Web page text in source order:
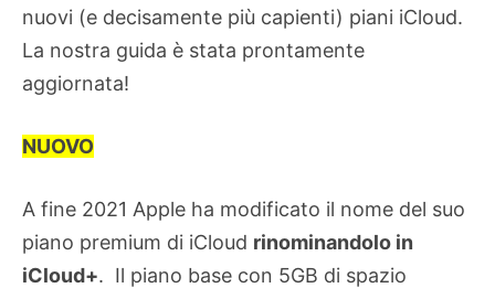
nuovi (e decisamente più capienti) piani iCloud.
La nostra guida è stata prontamente
aggiornata!
NUOVO
A fine 2021 Apple ha modificato il nome del suo
piano premium di iCloud rinominandolo in
iCloud+. Il piano base con 5GB di spazio